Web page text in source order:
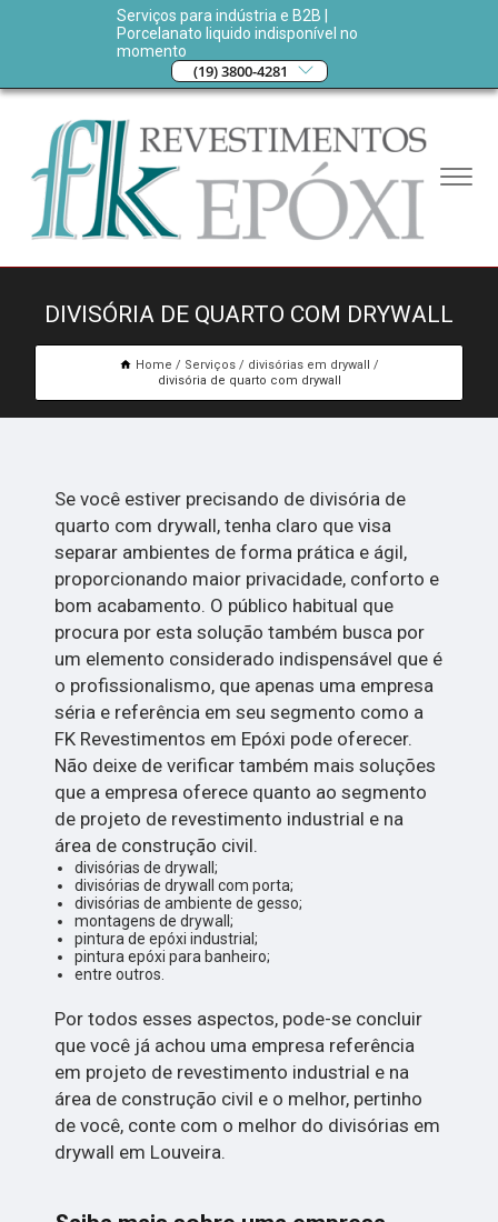
Serviços para indústria e B2B |
Porcelanato liquido indisponível no
momento
(19) 3800-4281
DIVISÓRIA DE QUARTO COM DRYWALL
Home Serviços
divisórias em drywall
divisória de quarto com drywall
Se você estiver precisando de divisória de
quarto com drywall, tenha claro que visa
separar ambientes de forma prática e ágil,
proporcionando maior privacidade, conforto e
bom acabamento. O público habitual que
procura por esta solução também busca por
um elemento considerado indispensável que é
o profissionalismo, que apenas uma empresa
séria e referência em seu segmento como a
FK Revestimentos em Epóxi pode oferecer.
Não deixe de verificar também mais soluções
que a empresa oferece quanto ao segmento
de projeto de revestimento industrial e na
área de construção civil.
divisórias de drywall;
divisórias de drywall com porta;
divisórias de ambiente de gesso;
montagens de drywall;
pintura de epóxi industrial;
pintura epóxi para banheiro;
entre outros.
Por todos esses aspectos, pode-se concluir
que você já achou uma empresa referência
em projeto de revestimento industrial e na
área de construção civil e o melhor, pertinho
de você, conte com o melhor do divisórias em
drywall em Louveira.